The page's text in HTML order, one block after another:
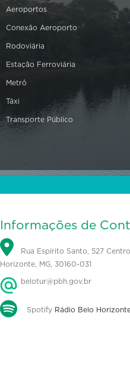
Aeroportos
Conexão Aeroporto
Rodoviária
Estação Ferroviária
Metrô
Táxi
Transporte Público
Informações de
Rua Espírito Santo, 527
Horizonte, MG, 30160-031
belotur@pbh.gov.br
Spotify Rádio Belo